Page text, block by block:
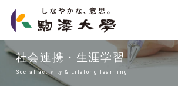
社会連携・生涯学習
Social activity & Lifelong learning